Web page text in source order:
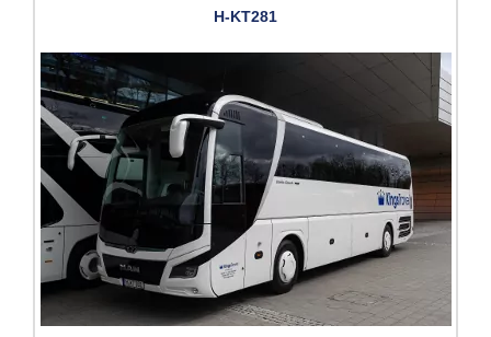
H-KT281